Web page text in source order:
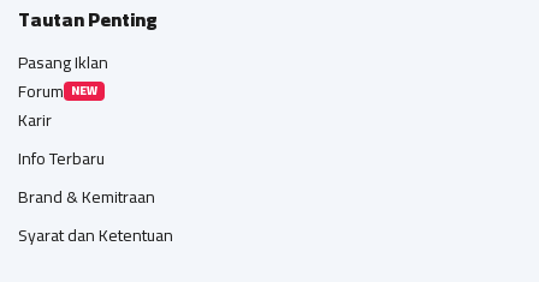
Tautan Penting
Pasang Iklan
Forum NEW
Karir
Info Terbaru
Brand & Kemitraan
Syarat dan Ketentuan